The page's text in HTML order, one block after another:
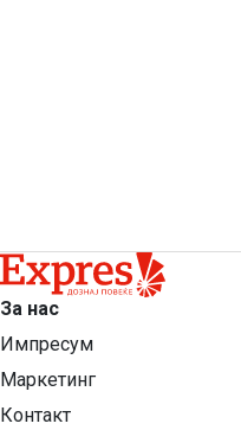
За нас
Импресум
Маркетинг
Контакт